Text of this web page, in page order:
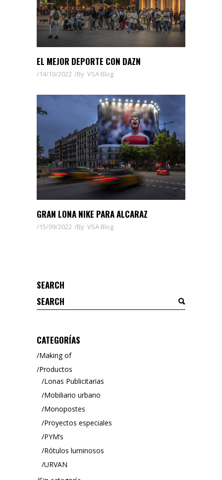
EL MEJOR DEPORTE CON DAZN
14/10/2022 By VSA Blog
GRAN LONA NIKE PARA ALCARAZ
15/09/2022 By VSA Blog
SEARCH
Search
for:
CATEGORÍAS
Making of
Productos
Lonas Publicitarias
Mobiliario urbano
Monopostes
Proyectos especiales
PYM’s
Rótulos luminosos
URVAN